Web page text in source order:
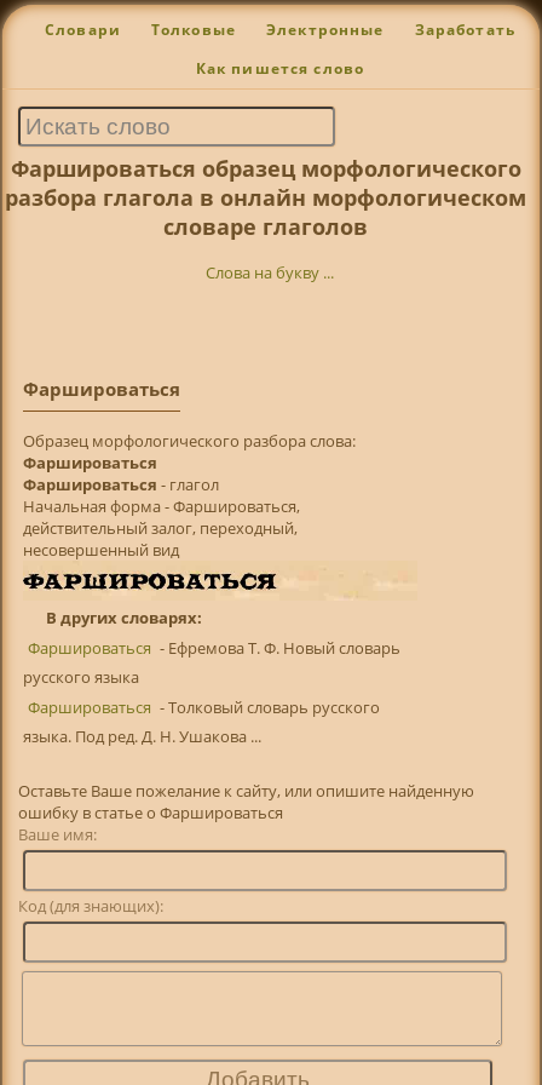
Словари Толковые Электронные Заработать
Как пишется слово
Фаршироваться образец морфологического
разбора глагола в онлайн морфологическом
словаре глаголов
Слова на букву ...
Фаршироваться
Образец морфологического разбора слова:
Фаршироваться
Фаршироваться - глагол
Начальная форма - Фаршироваться,
действительный залог, переходный,
несовершенный вид
В других словарях:
Фаршироваться - Ефремова Т. Ф. Новый словарь
русского языка
Фаршироваться - Толковый словарь русского
языка. Под ред. Д. Н. Ушакова ...
Оставьте Ваше пожелание к сайту, или опишите найденную
ошибку в статье о Фаршироваться
Ваше имя:
Код (для знающих):